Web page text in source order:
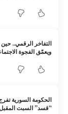
التفاخر الرقمي..
ويعمّق الفجوة
“قسد” السبت المقبل